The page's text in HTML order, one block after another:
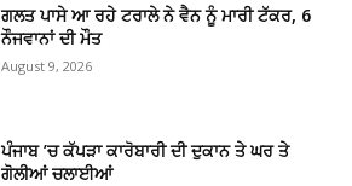
ਗਲਤ ਪਾਸੇ ਆ ਰਹੇ ਟਰਾਲੇ ਨੇ ਵੈਨ ਨੂੰ ਮਾਰੀ ਟੱਕਰ, 6
ਨੌਜਵਾਨਾਂ ਦੀ ਮੌਤ
August 9, 2026
ਪੰਜਾਬ ’ਚ ਕੱਪੜਾ ਕਾਰੋਬਾਰੀ ਦੀ ਦੁਕਾਨ ਤੇ ਘਰ ਤੇ
ਗੋਲੀਆਂ ਚਲਾਈਆਂ